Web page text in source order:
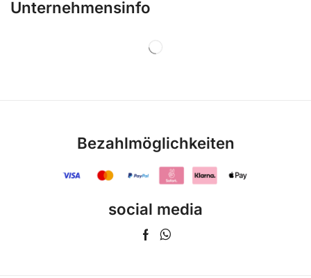
Unternehmensinfo
Bezahlmöglichkeiten
social media